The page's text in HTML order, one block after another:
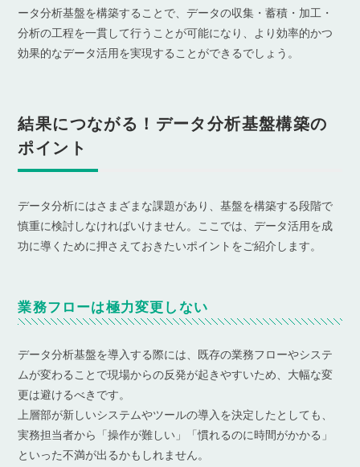
ータ分析基盤を構築することで、データの収集・蓄積・加工・
分析の工程を一貫して行うことが可能になり、より効率的かつ
効果的なデータ活用を実現することができるでしょう。
結果につながる！データ分析基盤構築の
ポイント
データ分析にはさまざまな課題があり、基盤を構築する段階で
慎重に検討しなければいけません。ここでは、データ活用を成
功に導くために押さえておきたいポイントをご紹介します。
業務フローは極力変更しない
データ分析基盤を導入する際には、既存の業務フローやシステ
ムが変わることで現場からの反発が起きやすいため、大幅な変
更は避けるべきです。
上層部が新しいシステムやツールの導入を決定したとしても、
実務担当者から「操作が難しい」「慣れるのに時間がかかる」
といった不満が出るかもしれません。